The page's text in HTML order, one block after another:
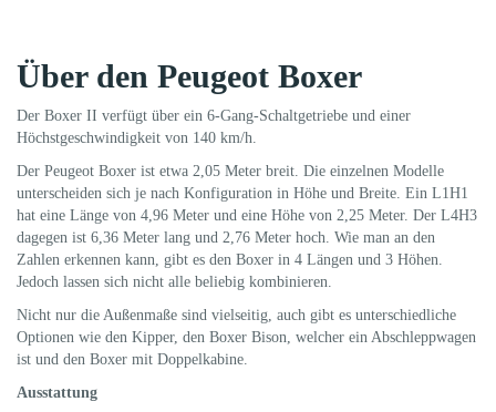
Über den Peugeot Boxer
Der Boxer II verfügt über ein 6-Gang-Schaltgetriebe und einer
Höchstgeschwindigkeit von 140 km/h.
Der Peugeot Boxer ist etwa 2,05 Meter breit. Die einzelnen Modelle
unterscheiden sich je nach Konfiguration in Höhe und Breite. Ein L1H1
hat eine Länge von 4,96 Meter und eine Höhe von 2,25 Meter. Der L4H3
dagegen ist 6,36 Meter lang und 2,76 Meter hoch. Wie man an den
Zahlen erkennen kann, gibt es den Boxer in 4 Längen und 3 Höhen.
Jedoch lassen sich nicht alle beliebig kombinieren.
Nicht nur die Außenmaße sind vielseitig, auch gibt es unterschiedliche
Optionen wie den Kipper, den Boxer Bison, welcher ein Abschleppwagen
ist und den Boxer mit Doppelkabine.
Ausstattung